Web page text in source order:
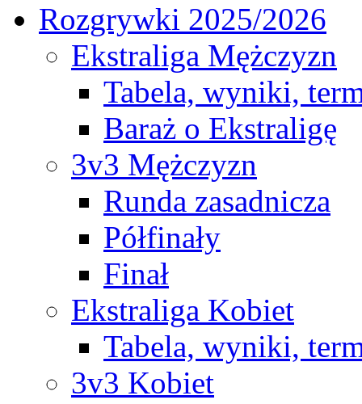
Rozgrywki 2025/2026
Ekstraliga Mężczyzn
Tabela, wyniki,
Baraż o Ekstraligę
3v3 Mężczyzn
Runda zasadnicza
Półfinały
Finał
Ekstraliga Kobiet
Tabela, wyniki,
3v3 Kobiet